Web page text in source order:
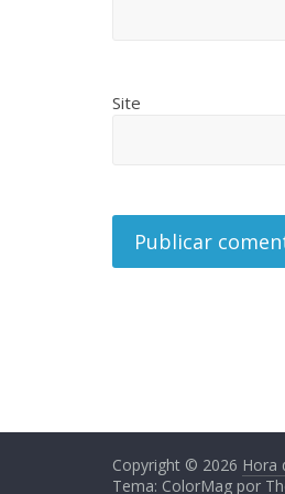
Site
Copyright © 2026 Hora
Tema: ColorMag por